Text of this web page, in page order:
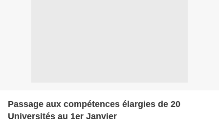
Passage aux compétences élargies de 20
Universités au 1er Janvier